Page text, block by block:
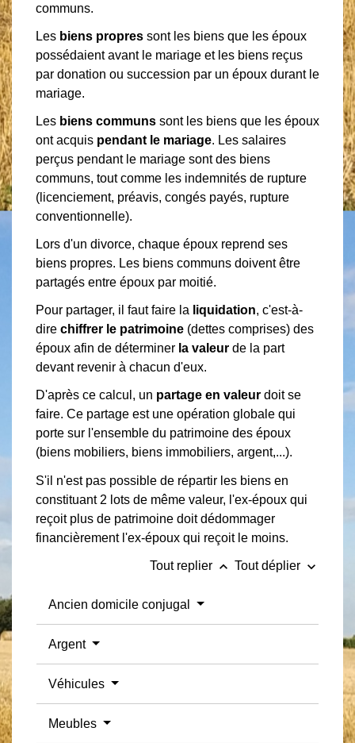
communs.
Les biens propres sont les biens que les époux
possédaient avant le mariage et les biens reçus
par donation ou succession par un époux durant le
mariage.
Les biens communs sont les biens que les époux
ont acquis pendant le mariage. Les salaires
perçus pendant le mariage sont des biens
communs, tout comme les indemnités de rupture
(licenciement, préavis, congés payés, rupture
conventionnelle).
Lors d'un divorce, chaque époux reprend ses
biens propres. Les biens communs doivent être
partagés entre époux par moitié.
Pour partager, il faut faire la liquidation, c'est-à-
dire chiffrer le patrimoine (dettes comprises) des
époux afin de déterminer la valeur de la part
devant revenir à chacun d'eux.
D'après ce calcul, un partage en valeur doit se
faire. Ce partage est une opération globale qui
porte sur l'ensemble du patrimoine des époux
(biens mobiliers, biens immobiliers, argent,...).
S'il n'est pas possible de répartir les biens en
constituant 2 lots de même valeur, l'ex-époux qui
reçoit plus de patrimoine doit dédommager
financièrement l'ex-époux qui reçoit le moins.
Tout replier keyboard_arrow_up Tout déplier keyboard_arrow_down
Ancien domicile conjugal
Argent
Véhicules
Meubles